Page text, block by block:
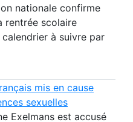
nationale confirme
rentrée scolaire
à suivre par
mis en cause
sexuelles
Exelmans est accusé